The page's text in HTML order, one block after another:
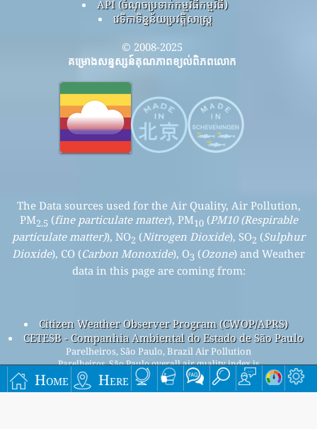
Home Here
API (ចំណុចប្រទាក់កម្មវិធីកម្មវិធី)
វេទិកាទិន្នន័យប្រវត្តិសាស្ត្រ
© 2008-2025
គម្រោងសន្ទស្សន៍គុណភាពខ្យល់ពិភពលោក
The Data sources used for the Air Quality, Air Pollution,
PM2.5 (fine particulate matter), PM10(PM10 (Respirable
particulate matter)), NO2 (Nitrogen Dioxide), SO2 (Sulphur
Dioxide), CO (Carbon Monoxide), O3 (Ozone) and Weather
data in this page are coming from:
Citizen Weather Observer Program (CWOP/APRS)
CETESB - Companhia Ambiental do Estado de São Paulo
Parelheiros, São Paulo, Brazil Air Pollution
Parelheiros, São Paulo overall air quality index is
25
Parelheiros, São Paulo PM
(fine particulate matter) AQI is